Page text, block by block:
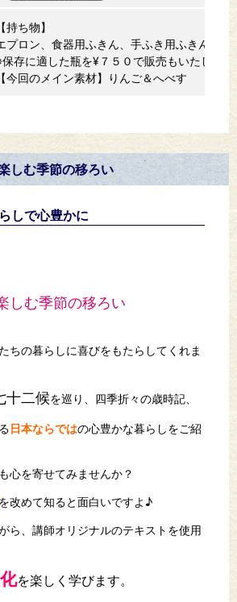
【持ち物】
プロン、食器用ふきん、手ふき用ふきん、2
存に適した瓶を¥７５０で販売もいたします
【今回のメイン素材】りんご＆へべす
しむ季節の移ろい
しで心豊かに
しむ季節の移ろい
ちの暮らしに喜びをもたらしてくれま
十二候を巡り、四季折々の歳時記、
日本ならではの心豊かな暮らしをご紹
心を寄せてみませんか？
を改めて知ると面白いですよ♪
ら、講師オリジナルのテキストを使用
を楽しく学びます。